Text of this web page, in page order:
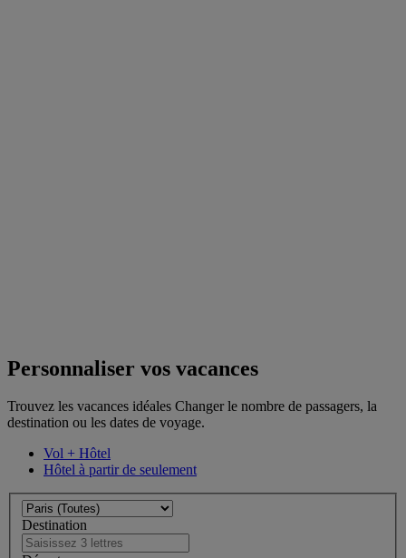
Personnaliser vos vacances
Trouvez les vacances idéales Changer le nombre de passagers, la
destination ou les dates de voyage.
Vol + Hôtel
Hôtel à partir de seulement
Destination